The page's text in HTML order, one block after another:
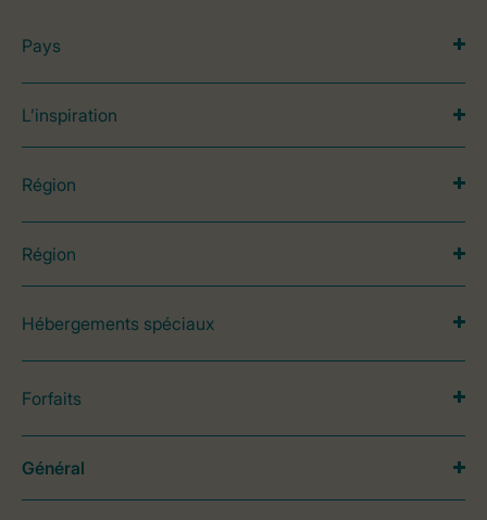
Pays
L’inspiration
Région
Région
Hébergements spéciaux
Forfaits
Général